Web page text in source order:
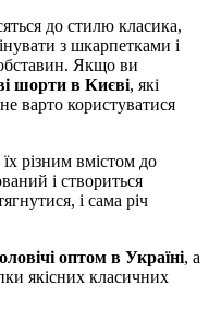
до стилю класика,
з шкарпетками і
Якщо ви
шорти в Києві, які
варто користуватися
різним вмістом до
і створиться
і сама річ
оптом в Україні, а
якісних класичних